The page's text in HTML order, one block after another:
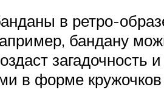
в ретро-
бандану
загадочность
в форме